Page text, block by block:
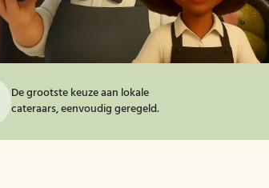
De grootste keuze aan lokale
cateraars, eenvoudig geregeld.